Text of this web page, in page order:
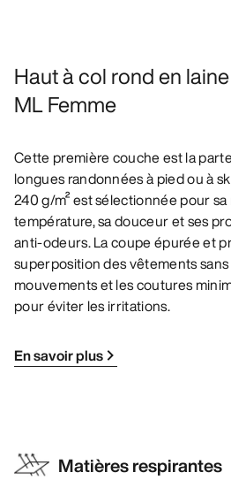
Haut à col rond en
ML Femme
Cette première couche est la
longues randonnées à pied ou à
240 g/m² est sélectionnée pour
température, sa douceur et ses
anti-odeurs. La coupe épurée et
superposition des vêtements
mouvements et les coutures
pour éviter les irritations.
En savoir plus
Matières respirantes